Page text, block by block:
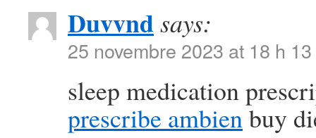
Duvvndsays:
25 novembre 2023 at 18 h
sleep medication
prescribe ambienbuy